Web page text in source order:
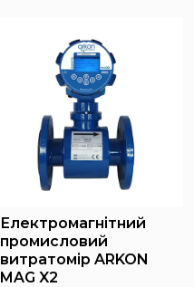
Електромагнітний
промисловий
витратомір ARKON
MAG X2